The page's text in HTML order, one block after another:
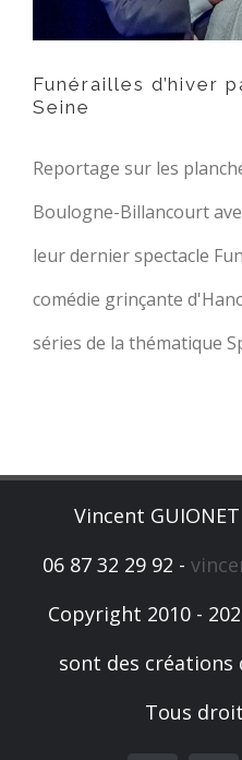
Funérailles d’hiver
Seine
Reportage sur les
Boulogne-Billancourt
leur dernier spectacle
comédie grinçante
séries de la thématique
Vincent
06 87 32 29 92 -
Copyright 2010 -
sont des créations
Tous